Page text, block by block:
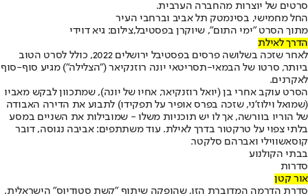
סרטים של יוצרות מהחברה הערבית.
החל מחמישי, בסינמטק תל אביב וברחבי העיר
מתוך הסרט "ימי התום", שיוקרן בפסטיבל,צילום: גיא דוידי
הדרך לאילת
לאחר שזכה בשלושה פרסים בפסטיבל ירושלים 2022, כולל לסרט הטוב
ביותר, סרטו של הבמאי-תסריטאי יונה רוזנקיאר ("הצלילה") מגיע סוף-סוף
לאקרנים.
הסרט עוקב אחרי בן (יואל רוזנקיאר, אחיו של יונה), שמתכוון לבקש מאביו
(שמואל וילוז'ני, שזכה בפרס אופיר על תפקידו) לתבוע את הדירה האבודה
של הוריו בוורשה, אך לו יש תוכניות משלו - שמובילות את השניים במסע
בלתי צפוי על טרקטור בדרך לאילת. עוד משתתפים: אביבה נגוסה, דובר
קוסאשווילי ואברהם סלקטר.
בבתי הקולנוע
סדרות
אור קטן
סדרת הדרמה המדוברת הזו, שהופקה שיתוף "קשת סטודיוס" הישראלית,